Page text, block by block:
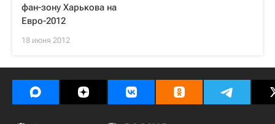
фан-зону Харькова на
Евро-2012
18 июня 2012